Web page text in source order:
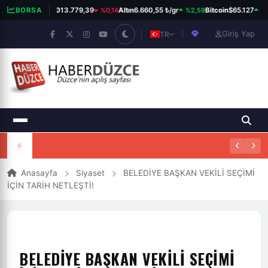
BORSA
BIST 100 13.779,39 %0,14Altın6.660,55 ₺/gr %2,59Bitcoin$65.127
TR Giriş Yap
Anasayfa Siyaset
BELEDİYE BAŞKAN VEKİLİ SEÇİMİ
İÇİN TARİH NETLEŞTİ!
BELEDİYE BAŞKAN VEKİLİ SEÇİMİ